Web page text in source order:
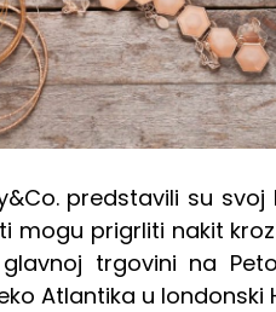
predstavili su
mogu prigrliti nakit
trgovini na
Atlantika u londonski